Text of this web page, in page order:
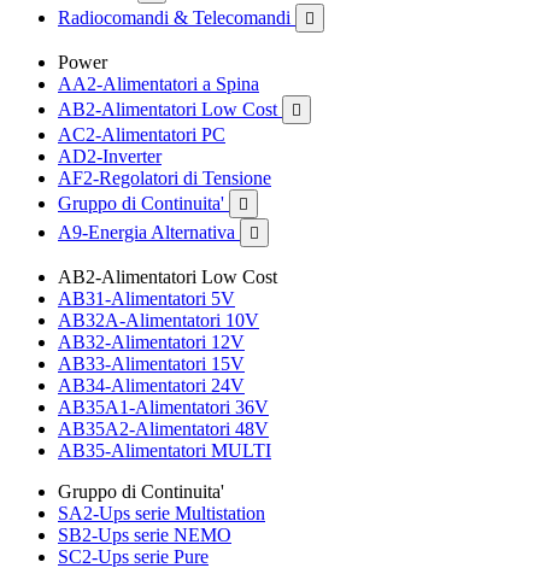
Radiocomandi & Telecomandi 
Power
AA2-Alimentatori a Spina
AB2-Alimentatori Low Cost

AC2-Alimentatori PC
AD2-Inverter
AF2-Regolatori di Tensione
Gruppo di Continuita'

A9-Energia Alternativa 
AB2-Alimentatori Low Cost
AB31-Alimentatori 5V
AB32A-Alimentatori 10V
AB32-Alimentatori 12V
AB33-Alimentatori 15V
AB34-Alimentatori 24V
AB35A1-Alimentatori 36V
AB35A2-Alimentatori 48V
AB35-Alimentatori MULTI
Gruppo di Continuita'
SA2-Ups serie Multistation
SB2-Ups serie NEMO
SC2-Ups serie Pure